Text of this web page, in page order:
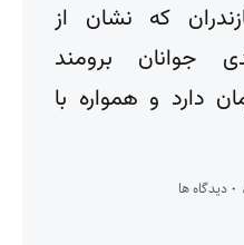
که نشان از
جوانان برومند
دارد و همواره با
0 دیدگاه ها